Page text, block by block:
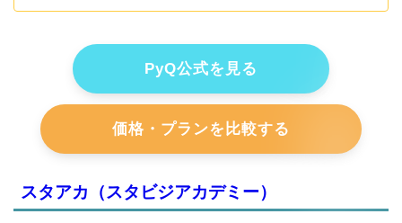
PyQ公式を見る
価格・プランを比較する
スタアカ（スタビジアカデミー）